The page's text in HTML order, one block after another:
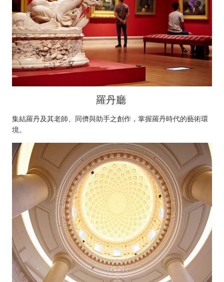
羅丹廳
集結羅丹及其老師、同儕與助手之創作，掌握羅丹時代的藝術環
境。